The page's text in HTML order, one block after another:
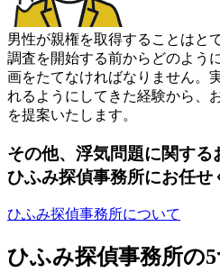
男性が親権を取得することはと
調査を開始する前からどのよう
画をたてなければなりません。
れるようにしてきた経験から
を提案いたします。
その他、 浮気問題に関する
ひふみ探偵事務所にお任せ
ひふみ探偵事務所について
ひふみ探偵事務所の5